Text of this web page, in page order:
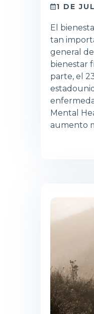
1 DE
El
tan
general
bienestar
parte, el
Mental
aumento